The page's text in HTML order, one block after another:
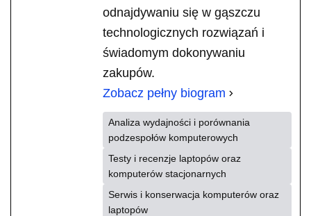
odnajdywaniu się w gąszczu
technologicznych rozwiązań i
świadomym dokonywaniu
zakupów.
Zobacz pełny biogram
Analiza wydajności i porównania
podzespołów komputerowych
Testy i recenzje laptopów oraz
komputerów stacjonarnych
Serwis i konserwacja komputerów oraz
laptopów